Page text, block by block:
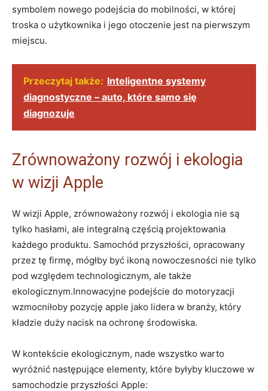
symbolem nowego podejścia do mobilności, w której
troska o użytkownika i jego otoczenie jest na pierwszym
miejscu.
Przeczytaj także: Inteligentne systemy
diagnostyczne – auto, które samo się
diagnozuje
Zrównoważony rozwój i ekologia
w wizji Apple
W wizji Apple, zrównoważony rozwój i ekologia nie są
tylko hasłami, ale integralną częścią projektowania
każdego produktu. Samochód przyszłości, opracowany
przez tę firmę, mógłby być ikoną nowoczesności nie tylko
pod względem technologicznym, ale także
ekologicznym.Innowacyjne podejście do motoryzacji
wzmocniłoby pozycję apple jako lidera w branży, który
kładzie duży nacisk na ochronę środowiska.
W kontekście ekologicznym, nade wszystko warto
wyróżnić następujące elementy, które byłyby kluczowe w
samochodzie przyszłości Apple: